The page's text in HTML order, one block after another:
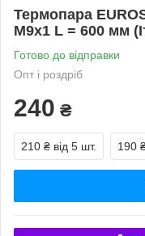
Термопара
M9x1 L = 600 мм
Готово до відправки
Опт і роздріб
240 ₴
210 ₴ від 5 шт. 190